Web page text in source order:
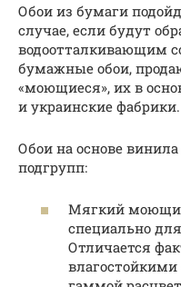
Обои из бумаги
случае, если будут
водоотталкивающим
бумажные обои,
«моющиеся», их в
и украинские фабрики.
Обои на основе
подгрупп:
Мягкий
специально
Отличается
влагостойкими